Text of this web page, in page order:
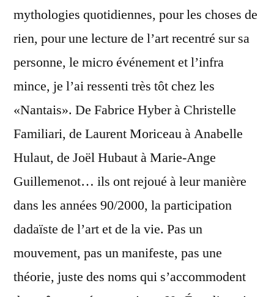
mythologies quotidiennes, pour les choses de
rien, pour une lecture de l’art recentré sur sa
personne, le micro événement et l’infra
mince, je l’ai ressenti très tôt chez les
«Nantais». De Fabrice Hyber à Christelle
Familiari, de Laurent Moriceau à Anabelle
Hulaut, de Joël Hubaut à Marie-Ange
Guillemenot… ils ont rejoué à leur manière
dans les années 90/2000, la participation
dadaïste de l’art et de la vie. Pas un
mouvement, pas un manifeste, pas une
théorie, juste des noms qui s’accommodent